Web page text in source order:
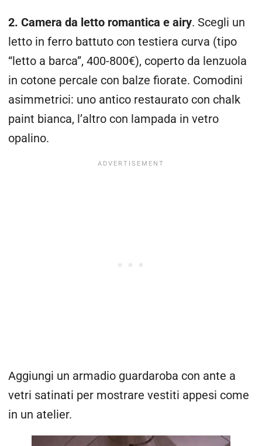
2. Camera da letto romantica e airy. Scegli un
letto in ferro battuto con testiera curva (tipo
“letto a barca”, 400-800€), coperto da lenzuola
in cotone percale con balze fiorate. Comodini
asimmetrici: uno antico restaurato con chalk
paint bianca, l’altro con lampada in vetro
opalino.
Aggiungi un armadio guardaroba con ante a
vetri satinati per mostrare vestiti appesi come
in un atelier.